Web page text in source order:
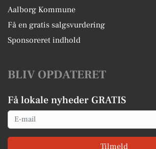
Aalborg Kommune
Få en gratis salgsvurdering
Sponsoreret indhold
BLIV OPDATERET
Få lokale nyheder GRATIS
Email
Tilmeld